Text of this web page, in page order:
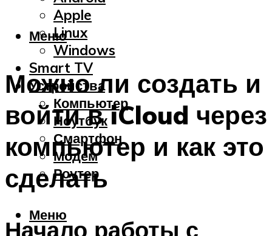
Apple
Linux
Windows
Smart TV
Устройства
Компьютер
Ноутбук
Смартфон
Модем
Роутер
Меню
Меню
Можно ли создать и
войти в iCloud через
компьютер и как это
сделать
Начало работы с